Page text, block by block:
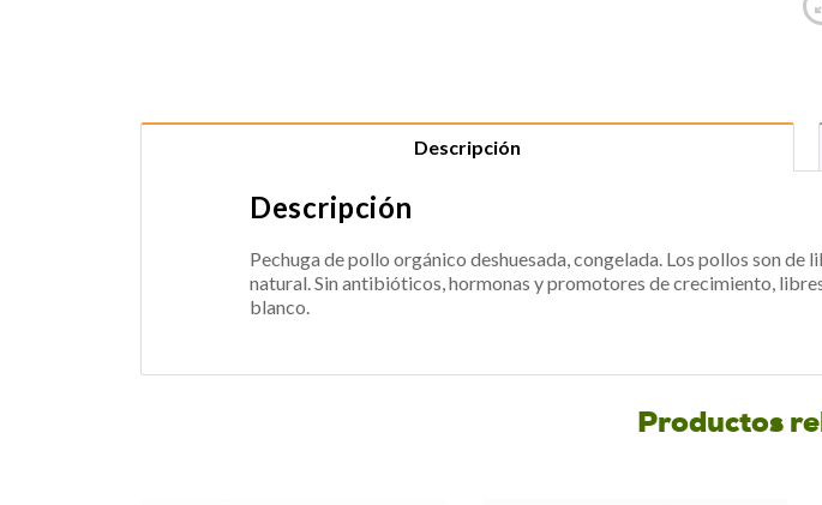
Descripción
Descripción
Pechuga de pollo orgánico deshuesada, congelada. Los pollos son
natural. Sin antibióticos, hormonas y promotores de crecimiento,
blanco.
Productos